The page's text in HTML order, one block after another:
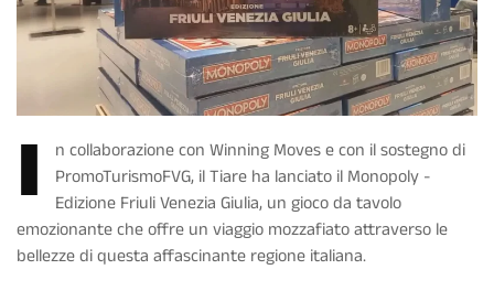
I
n collaborazione con Winning Moves e con il sostegno di
PromoTurismoFVG, il Tiare ha lanciato il Monopoly -
Edizione Friuli Venezia Giulia, un gioco da tavolo
emozionante che offre un viaggio mozzafiato attraverso le
bellezze di questa affascinante regione italiana.